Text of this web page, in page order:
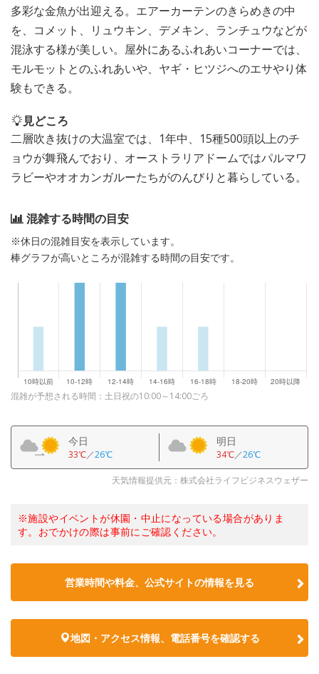
多彩な金魚が出迎える。エアーカーテンのきらめきの中
を、コメット、リュウキン、デメキン、ランチュウなどが
混泳する様が美しい。屋外にあるふれあいコーナーでは、
モルモットとのふれあいや、ヤギ・ヒツジへのエサやり体
験もできる。
見どころ
二層吹き抜けの大温室では、1年中、15種500頭以上のチ
ョウが舞飛んでおり、オーストラリアドームではパルマワ
ラビーやオオカンガルーたちがのんびりと暮らしている。
混雑する時間の目安
※休日の混雑目安を表示しています。
棒グラフが高いところが混雑する時間の目安です。
混雑が予想される時間：土日祝の10:00～14:00ごろ
今日
33℃／26℃
明日
34℃／26℃
天気情報提供元：株式会社ライフビジネスウェザー
※施設やイベントが休園・中止になっている場合がありま
す。おでかけの際は事前にご確認ください。
営業時間や料金、公式サイトの情報を見る
地図・アクセス情報、電話番号を確認する